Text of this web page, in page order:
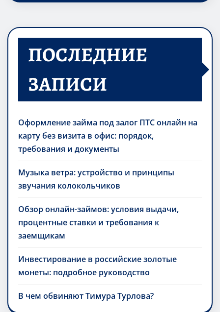
ПОСЛЕДНИЕ
ЗАПИСИ
Оформление займа под залог ПТС онлайн на
карту без визита в офис: порядок,
требования и документы
Музыка ветра: устройство и принципы
звучания колокольчиков
Обзор онлайн-займов: условия выдачи,
процентные ставки и требования к
заемщикам
Инвестирование в российские золотые
монеты: подробное руководство
В чем обвиняют Тимура Турлова?